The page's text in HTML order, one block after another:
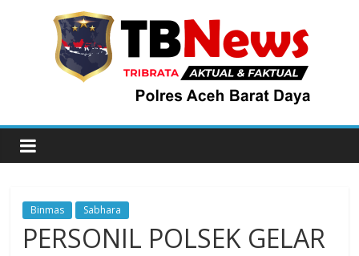
Binmas Sabhara
PERSONIL POLSEK GELAR